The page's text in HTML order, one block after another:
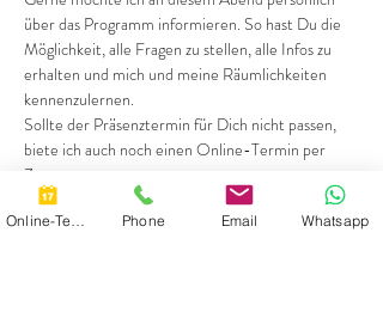
über das Programm informieren. So hast Du die
Möglichkeit, alle Fragen zu stellen, alle Infos zu
erhalten und mich und meine Räumlichkeiten
kennenzulernen.
Sollte der Präsenztermin für Dich nicht passen,
biete ich auch noch einen Online-Termin per
Zoom an.
Der Infoabend ist selbstverständlich kostenlos.
Phone Email Whatsapp